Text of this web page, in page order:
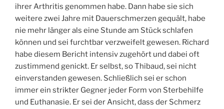
ihrer Arthritis genommen habe. Dann habe sie sich
weitere zwei Jahre mit Dauerschmerzen gequält, habe
nie mehr länger als eine Stunde am Stück schlafen
können und sei furchtbar verzweifelt gewesen. Richard
habe diesem Bericht intensiv zugehört und dabei oft
zustimmend genickt. Er selbst, so Thibaud, sei nicht
einverstanden gewesen. Schließlich sei er schon
immer ein strikter Gegner jeder Form von Sterbehilfe
und Euthanasie. Er sei der Ansicht, dass der Schmerz